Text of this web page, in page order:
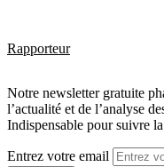
Rapporteur
Notre newsletter gratuite
l’actualité et de l’analyse
Indispensable pour suivre
Entrez votre email